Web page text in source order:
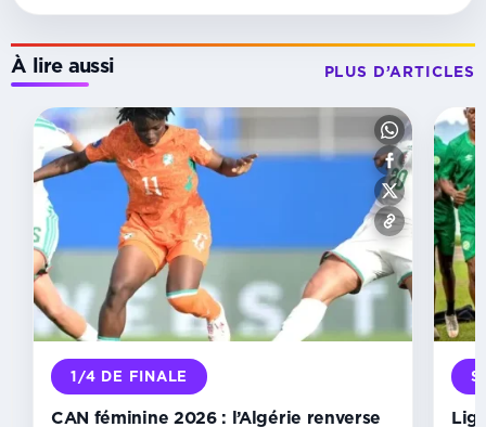
À lire aussi PLUS D’ARTICLES
DOMICILE
CAN
féminine
2026 :
Le
Maroc
renvoie
l’Afrique
du
bercail
1/4 DE FINALE
CAN féminine 2026 : l’Algérie renverse